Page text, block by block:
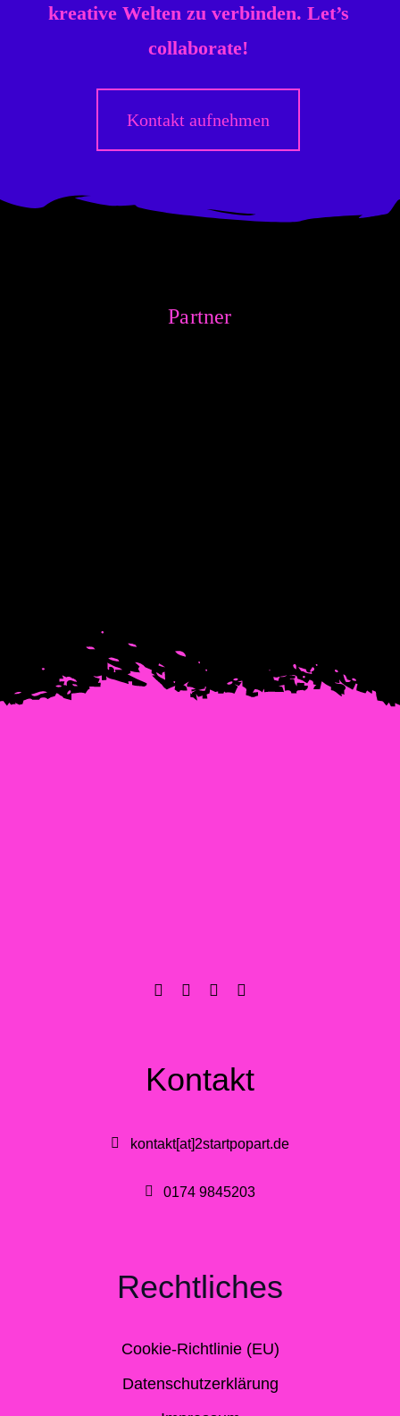
kreative Welten zu verbinden. Let’s
collaborate!
Kontakt aufnehmen
Partner
Rechtliches
Cookie-Richtlinie (EU)
Datenschutzerklärung
Kontakt
kontakt[at]2startpopart.de
0174 9845203